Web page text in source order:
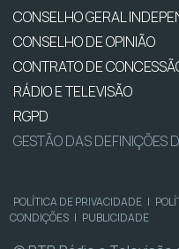
CONSELHO GERAL
CONSELHO DE OPINIÃO
CONTRATO DE
RÁDIO E TELEVISÃO
RGPD
GESTÃO DAS DEFINIÇÕES
POLÍTICA DE PRIVACIDADE |
CONDIÇÕES | PUBLICIDADE